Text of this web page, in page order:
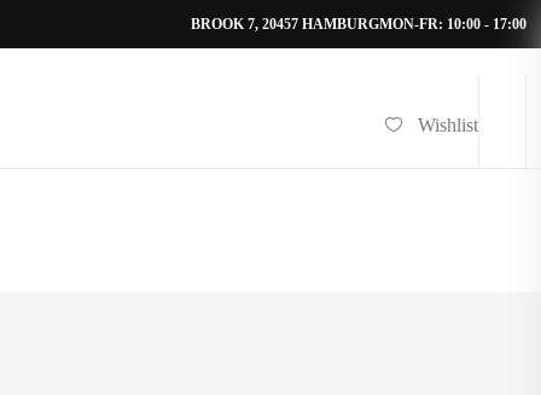
BROOK 7, 20457 HAMBURGMON-FR: 10:00 - 17:00
Wishlist